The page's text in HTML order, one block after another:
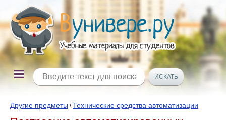
Другие предметы \Технические средства автоматизации